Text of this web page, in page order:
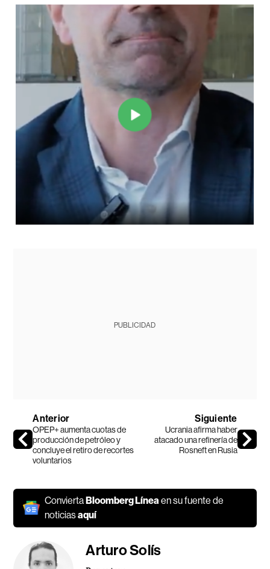
PUBLICIDAD
Anterior
OPEP+ aumenta cuotas de
producción de petróleo y
concluye el retiro de recortes
voluntarios
Siguiente
Ucrania afirma haber
atacado una refinería de
Rosneft en Rusia
ConviertaBloomberg Línea en su fuente de
noticiasaquí
Arturo Solís